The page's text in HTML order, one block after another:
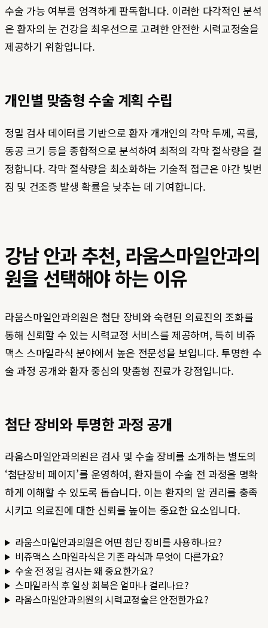
수술 가능 여부를 엄격하게 판독합니다. 이러한 다각적인 분석
은 환자의 눈 건강을 최우선으로 고려한 안전한 시력교정술을
제공하기 위함입니다.
개인별 맞춤형 수술 계획 수립
정밀 검사 데이터를 기반으로 환자 개개인의 각막 두께, 곡률,
동공 크기 등을 종합적으로 분석하여 최적의 각막 절삭량을 결
정합니다. 각막 절삭량을 최소화하는 기술적 접근은 야간 빛번
짐 및 건조증 발생 확률을 낮추는 데 기여합니다.
강남 안과 추천, 라움스마일안과의
원을 선택해야 하는 이유
라움스마일안과의원은 첨단 장비와 숙련된 의료진의 조화를
통해 신뢰할 수 있는 시력교정 서비스를 제공하며, 특히 비쥬
맥스 스마일라식 분야에서 높은 전문성을 보입니다. 투명한 수
술 과정 공개와 환자 중심의 맞춤형 진료가 강점입니다.
첨단 장비와 투명한 과정 공개
라움스마일안과의원은 검사 및 수술 장비를 소개하는 별도의
‘첨단장비 페이지’를 운영하여, 환자들이 수술 전 과정을 명확
하게 이해할 수 있도록 돕습니다. 이는 환자의 알 권리를 충족
시키고 의료진에 대한 신뢰를 높이는 중요한 요소입니다.
라움스마일안과의원은 어떤 첨단 장비를 사용하나요?
비쥬맥스 스마일라식은 기존 라식과 무엇이 다른가요?
수술 전 정밀 검사는 왜 중요한가요?
스마일라식 후 일상 회복은 얼마나 걸리나요?
라움스마일안과의원의 시력교정술은 안전한가요?